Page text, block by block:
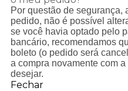
Por questão de segurança,
pedido, não é possível
se você havia optado pelo
bancário, recomendamos
boleto (o pedido será
a compra novamente com
desejar.
Fechar